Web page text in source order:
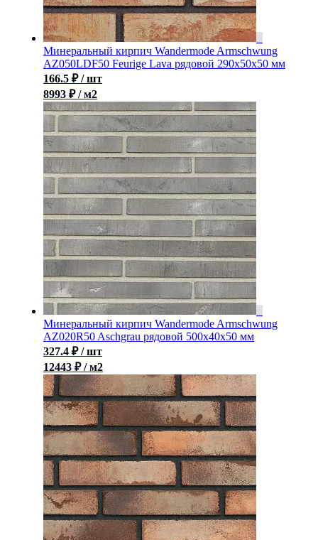
Минеральный кирпич Wandermode Armschwung
AZ050LDF50 Feurige Lava рядовой 290x50x50 мм
166.5 ₽ / шт
8993 ₽ / м2
Минеральный кирпич Wandermode Armschwung
AZ020R50 Aschgrau рядовой 500x40x50 мм
327.4 ₽ / шт
12443 ₽ / м2